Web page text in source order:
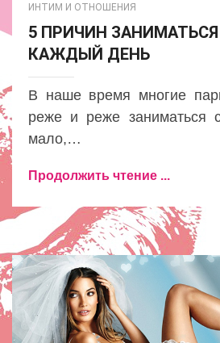
ИНТИМ И ОТНОШЕНИЯ
5 ПРИЧИН
КАЖДЫЙ ДЕНЬ
В наше время многие
реже и реже заниматься
мало,…
Продолжить чтение ...